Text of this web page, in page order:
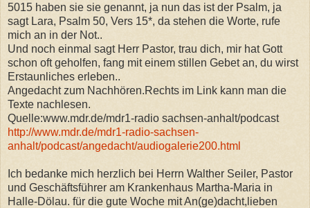
5015 haben sie sie genannt, ja nun das ist der Psalm, ja
sagt Lara, Psalm 50, Vers 15*, da stehen die Worte, rufe
mich an in der Not..
Und noch einmal sagt Herr Pastor, trau dich, mir hat Gott
schon oft geholfen, fang mit einem stillen Gebet an, du wirst
Erstaunliches erleben..
Angedacht zum Nachhören.Rechts im Link kann man die
Texte nachlesen.
Quelle:www.mdr.de/mdr1-radio sachsen-anhalt/podcast
http://www.mdr.de/mdr1-radio-sachsen-
anhalt/podcast/angedacht/audiogalerie200.html
Ich bedanke mich herzlich bei Herrn Walther Seiler, Pastor
und Geschäftsführer am Krankenhaus Martha-Maria in
Halle-Dölau. für die gute Woche mit An(ge)dacht,lieben